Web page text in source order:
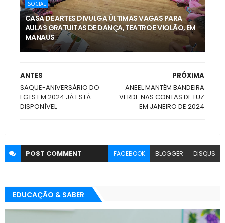
SOCIAL
CASA DE ARTES DIVULGA ÚLTIMAS VAGAS PARA
AULAS GRATUITAS DE DANÇA, TEATRO E VIOLÃO, EM
MANAUS
PRÓXIMA
ANEEL MANTÉM BANDEIRA
VERDE NAS CONTAS DE LUZ
EM JANEIRO DE 2024
ANTES
SAQUE-ANIVERSÁRIO DO
FGTS EM 2024 JÁ ESTÁ
DISPONÍVEL
POST COMMENT FACEBOOK BLOGGER DISQUS
EDUCAÇÃO & SABER